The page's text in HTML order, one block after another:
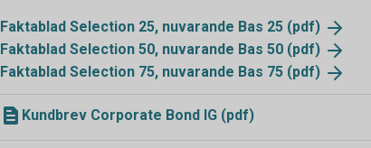
Faktablad Selection 25, nuvarande Bas 25 (pdf)
Faktablad Selection 50, nuvarande Bas 50 (pdf)
Faktablad Selection 75, nuvarande Bas 75 (pdf)
Kundbrev Corporate Bond IG (pdf)